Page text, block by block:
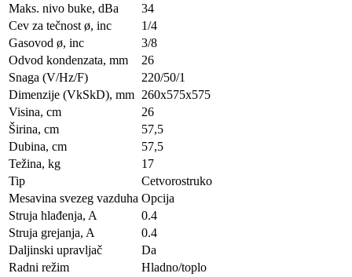
Maks. nivo buke, dBa
34
Cev za tečnost ø, inc
1/4
Gasovod ø, inc
3/8
Odvod kondenzata, mm
26
Snaga (V/Hz/F)
220/50/1
Dimenzije (VkSkD), mm 260x575x575
Visina, сm
26
Širina, сm
57,5
Dubina, сm
57,5
Težina, kg
17
Tip
Cetvorostruko
Mesavina svezeg vazduha Opcija
Struja hlađenja, A
0.4
Struja grejanja, A
0.4
Daljinski upravljač
Da
Radni režim
Hladno/toplo